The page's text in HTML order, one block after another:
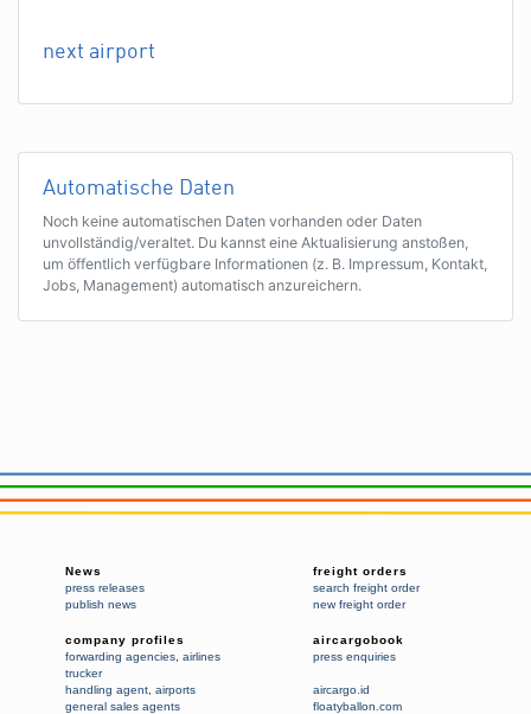
next airport
Automatische Daten
Noch keine automatischen Daten vorhanden oder Daten
unvollständig/veraltet. Du kannst eine Aktualisierung anstoßen,
um öffentlich verfügbare Informationen (z. B. Impressum, Kontakt,
Jobs, Management) automatisch anzureichern.
News
press releases
publish news
freight orders
search freight order
new freight order
company profiles
forwarding agencies airlines
trucker
handling agent airports
general sales agents
aircargobook
press enquiries
aircargo.id
floatyballon.com